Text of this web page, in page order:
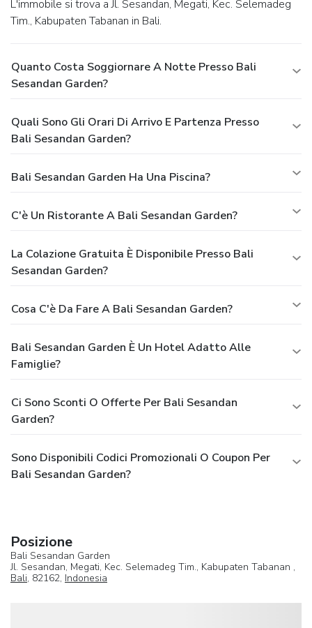
L'immobile si trova a Jl. Sesandan, Megati, Kec. Selemadeg
Tim., Kabupaten Tabanan in Bali.
Quanto Costa Soggiornare A Notte Presso Bali
Sesandan Garden?
Quali Sono Gli Orari Di Arrivo E Partenza Presso
Bali Sesandan Garden?
Bali Sesandan Garden Ha Una Piscina?
C'è Un Ristorante A Bali Sesandan Garden?
La Colazione Gratuita È Disponibile Presso Bali
Sesandan Garden?
Cosa C'è Da Fare A Bali Sesandan Garden?
Bali Sesandan Garden È Un Hotel Adatto Alle
Famiglie?
Ci Sono Sconti O Offerte Per Bali Sesandan
Garden?
Sono Disponibili Codici Promozionali O Coupon Per
Bali Sesandan Garden?
Posizione
Bali Sesandan Garden
Jl. Sesandan, Megati, Kec. Selemadeg Tim., Kabupaten Tabanan ,
Bali, 82162, Indonesia